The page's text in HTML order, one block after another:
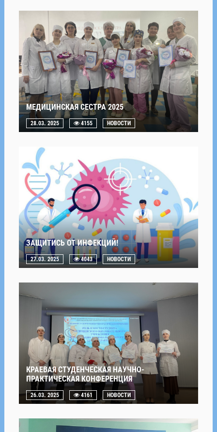
МЕДИЦИНСКАЯ СЕСТРА 2025
28.03. 2025 4155 НОВОСТИ
ЗАЩИТИСЬ ОТ ИНФЕКЦИЙ!
27.03. 2025 4043 НОВОСТИ
КРАЕВАЯ СТУДЕНЧЕСКАЯ НАУЧНО-
ПРАКТИЧЕСКАЯ КОНФЕРЕНЦИЯ
26.03. 2025 4161 НОВОСТИ